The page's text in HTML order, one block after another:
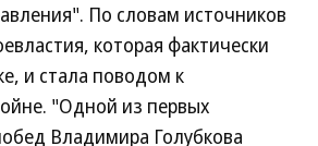
По словам источников
которая фактически
и стала поводом к
"Одной из первых
Владимира Голубкова